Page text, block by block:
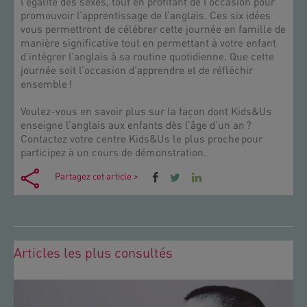
l’égalité des sexes, tout en profitant de l’occasion pour
promouvoir l’apprentissage de l’anglais. Ces six idées
vous permettront de célébrer cette journée en famille de
manière significative tout en permettant à votre enfant
d’intégrer l’anglais à sa routine quotidienne. Que cette
journée soit l’occasion d’apprendre et de réfléchir
ensemble !
Voulez-vous en savoir plus sur la façon dont Kids&Us
enseigne l’anglais aux enfants dès l’âge d’un an ?
Contactez votre centre Kids&Us le plus proche pour
participez à un cours de démonstration.
Partagez cet article >
Articles les plus consultés